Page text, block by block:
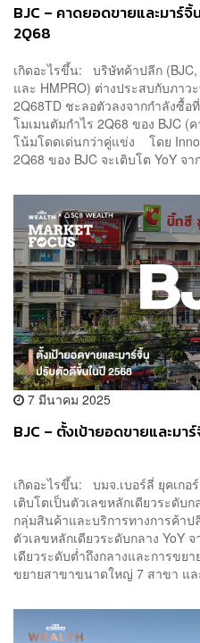
BJC – คาดยอดขายและมาร์จิ้
2Q68
เกิดอะไรขึ้น: บริษัทค้าปลีก (BJC,
และ HMPRO) ต่างประสบกับภาว
2Q68TD ชะลอตัวลงจากกำลังซื้
โมเมนตัมกำไร 2Q68 ของ BJC (
โน้มโดดเด่นกว่าคู่แข่ง โดย
2Q68 ของ BJC จะเติบโต YoY จ
7 มีนาคม 2025
BJC – ตั้งเป้ายอดขายและมา
เกิดอะไรขึ้น: บมจ.เบอร์ลี่ ยุคเกอ
เติบโตเป็นตัวเลขหลักเดียวระดับ
กลุ่มสินค้าและบริการทางการค้าป
ตัวเลขหลักเดียวระดับกลาง YoY
เดียวระดับต่ำถึงกลางและการขย
ขยายสาขาขนาดใหญ่ 7 สาขา แ